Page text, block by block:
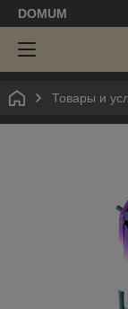
DOMUM
Товары и